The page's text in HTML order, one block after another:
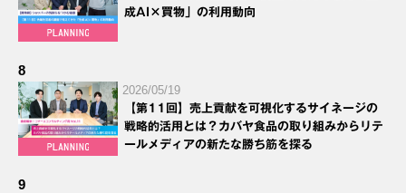
成AI×買物」の利用動向
8
2026/05/19
【第11回】売上貢献を可視化するサイネージの
戦略的活用とは？カバヤ食品の取り組みからリテ
ールメディアの新たな勝ち筋を探る
9